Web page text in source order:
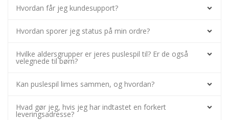
Hvordan får jeg kundesupport?
Hvordan sporer jeg status på min ordre?
Hvilke aldersgrupper er jeres puslespil til? Er de også
velegnede til børn?
Kan puslespil limes sammen, og hvordan?
Hvad gør jeg, hvis jeg har indtastet en forkert
leveringsadresse?